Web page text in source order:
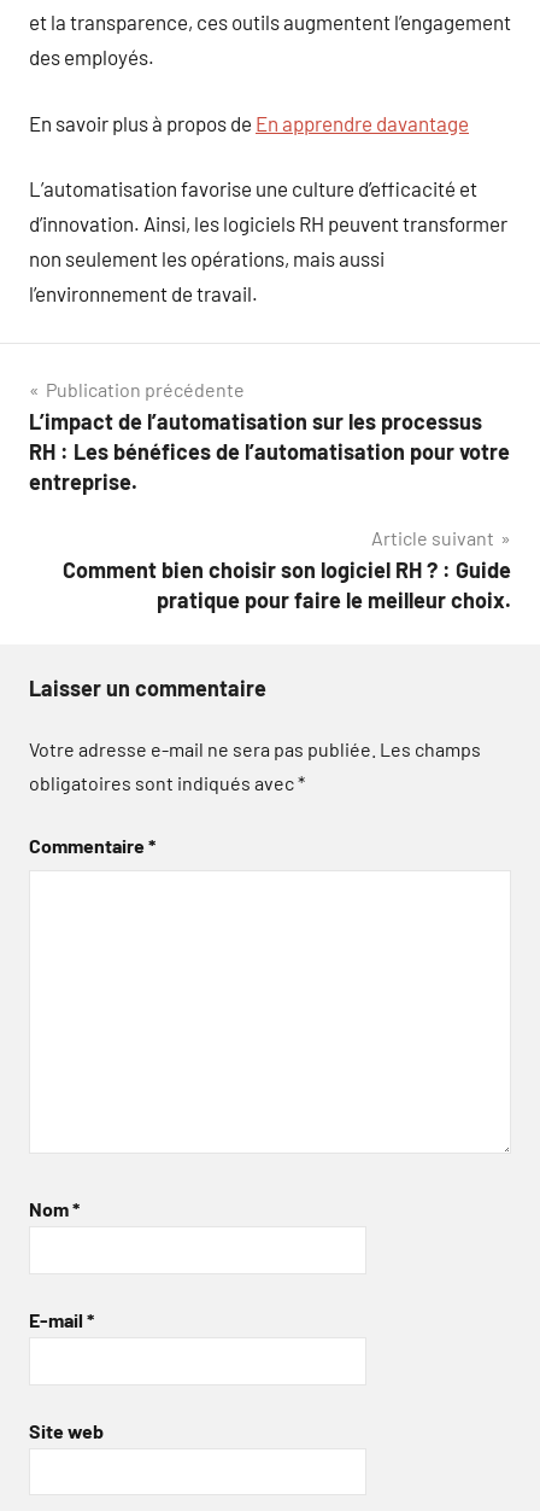
et la transparence, ces outils augmentent l’engagement
des employés.
En savoir plus à propos de En apprendre davantage
L’automatisation favorise une culture d’efficacité et
d’innovation. Ainsi, les logiciels RH peuvent transformer
non seulement les opérations, mais aussi
l’environnement de travail.
Navigation
de
l’article
Publication précédente
L’impact de l’automatisation sur les processus
RH : Les bénéfices de l’automatisation pour votre
entreprise.
Article suivant
Comment bien choisir son logiciel RH ? : Guide
pratique pour faire le meilleur choix.
Laisser un commentaire
Votre adresse e-mail ne sera pas publiée. Les champs
obligatoires sont indiqués avec*
Commentaire*
Nom*
E-mail *
Site web